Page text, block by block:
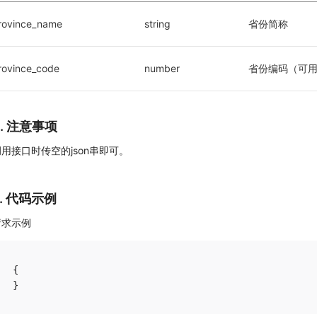
string 省份简称
number 省份编码（可
注意事项
接口时传空的json串即可。
代码示例
示例
{